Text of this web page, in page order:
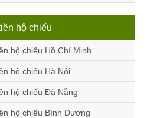
hộ chiếu
hộ chiếu Hồ Chí Minh
hộ chiếu Hà Nội
hộ chiếu Đà Nẵng
hộ chiếu Bình Dương